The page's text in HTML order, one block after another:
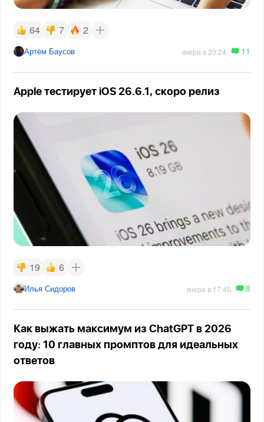
64 7 2
Артём Баусов вчера в 20:24 11
Apple тестирует iOS 26.6.1, скоро релиз
19 6
Илья Сидоров вчера в 17:45 8
Как выжать максимум из ChatGPT в 2026
году: 10 главных промптов для идеальных
ответов